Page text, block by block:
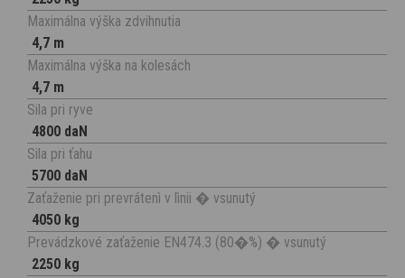
Maximálna výška zdvihnutia
4,7 m
Maximálna výška na kolesách
4,7 m
Sila pri ryve
4800 daN
Sila pri ťahu
5700 daN
Zaťaženie pri prevrátenì v lìnii � vsunutý
4050 kg
Prevádzkové zaťaženie EN474.3 (80�%) � vsunutý
2250 kg